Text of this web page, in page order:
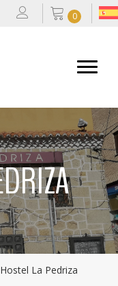
0
Hostel La Pedriza